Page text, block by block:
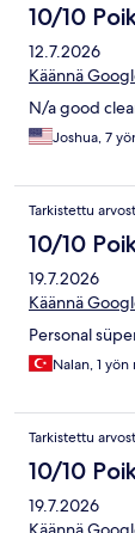
10/10
12.7.2026
Käännä
N/a good
Joshua, 7
Tarkistettu
10/10
19.7.2026
Käännä
Personal
Nalan, 1 yön
Tarkistettu
10/10
19.7.2026